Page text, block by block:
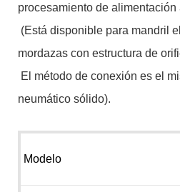
procesamiento de alimentación
(Está disponible para mandril
mordazas con estructura de
El método de conexión es el
neumático sólido).
Modelo